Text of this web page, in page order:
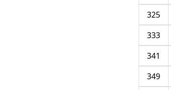
325
333
341
349